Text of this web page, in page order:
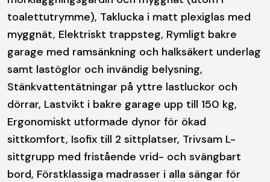
toalettutrymme), Taklucka i matt plexiglas med
myggnät, Elektriskt trappsteg, Rymligt bakre
garage med ramsänkning och halksäkert underlag
samt lastöglor och invändig belysning,
Stänkvattentätningar på yttre lastluckor och
dörrar, Lastvikt i bakre garage upp till 150 kg,
Ergonomiskt utformade dynor för ökad
sittkomfort, Isofix till 2 sittplatser, Trivsam L-
sittgrupp med fristående vrid- och svängbart
bord, Förstklassiga madrasser i alla sängar för